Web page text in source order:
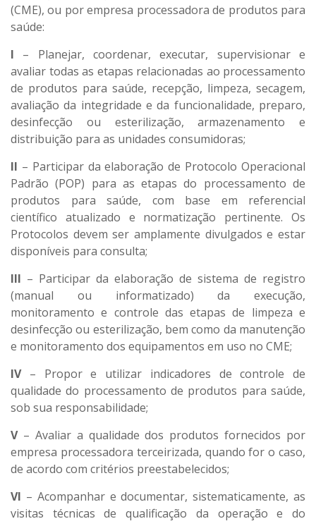
(CME), ou por empresa processadora de produtos para
saúde:
I – Planejar, coordenar, executar, supervisionar e
avaliar todas as etapas relacionadas ao processamento
de produtos para saúde, recepção, limpeza, secagem,
avaliação da integridade e da funcionalidade, preparo,
desinfecção ou esterilização, armazenamento e
distribuição para as unidades consumidoras;
II – Participar da elaboração de Protocolo Operacional
Padrão (POP) para as etapas do processamento de
produtos para saúde, com base em referencial
científico atualizado e normatização pertinente. Os
Protocolos devem ser amplamente divulgados e estar
disponíveis para consulta;
III – Participar da elaboração de sistema de registro
(manual ou informatizado) da execução,
monitoramento e controle das etapas de limpeza e
desinfecção ou esterilização, bem como da manutenção
e monitoramento dos equipamentos em uso no CME;
IV– Propor e utilizar indicadores de controle de
qualidade do processamento de produtos para saúde,
sob sua responsabilidade;
V– Avaliar a qualidade dos produtos fornecidos por
empresa processadora terceirizada, quando for o caso,
de acordo com critérios preestabelecidos;
VI – Acompanhar e documentar, sistematicamente, as
visitas técnicas de qualificação da operação e do